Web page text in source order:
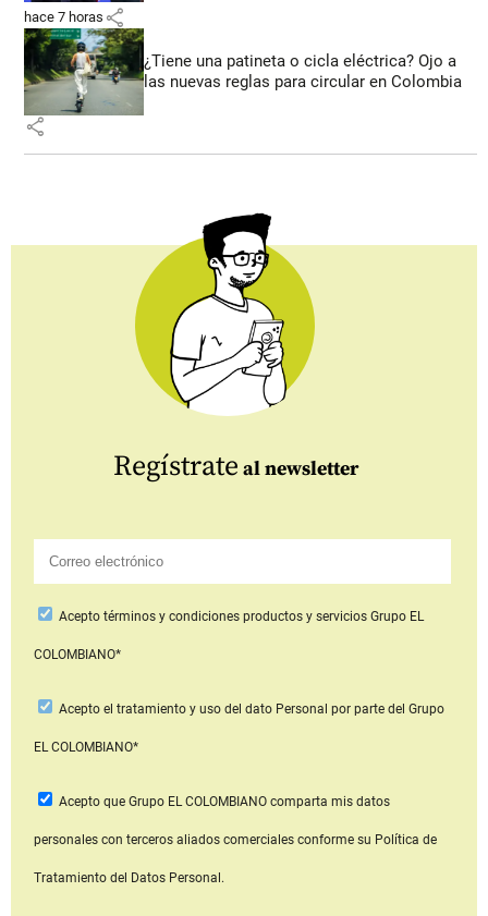
hace 7 horas share
¿Tiene una patineta o cicla eléctrica? Ojo a
las nuevas reglas para circular en Colombia
share
Regístrate al newsletter
Aceptotérminos y condiciones productos y serviciosGrupo EL
COLOMBIANO*
Acepto el tratamiento y uso del dato Personal por parte del Grupo
EL COLOMBIANO*
Acepto que Grupo EL COLOMBIANOcomparta mis datos
personales con terceros aliados comerciales conforme su Política de
Tratamiento del Datos Personal.